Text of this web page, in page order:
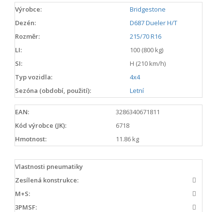
Výrobce:
Bridgestone
Dezén:
D687 Dueler H/T
Rozměr:
215/70 R16
LI:
100 (800 kg)
SI:
H (210 km/h)
Typ vozidla:
4x4
Sezóna (období, použití):
Letní
EAN:
3286340671811
Kód výrobce (JK):
6718
Hmotnost:
11.86 kg
Vlastnosti pneumatiky
Zesílená konstrukce:
M+S:
3PMSF: